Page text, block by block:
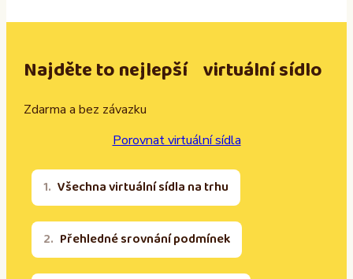
Najděte to nejlepší virtuální sídlo
Zdarma a bez závazku
Porovnat virtuální sídla
Všechna virtuální sídla na trhu
Přehledné srovnání podmínek